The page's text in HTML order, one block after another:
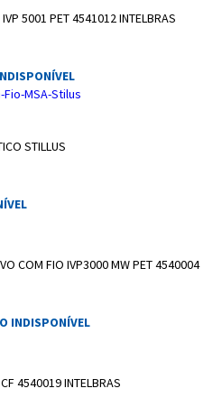
5001 PET 4541012 INTELBRAS
STILLUS
COM FIO IVP3000 MW PET 4540004
INDISPONÍVEL
4540019 INTELBRAS